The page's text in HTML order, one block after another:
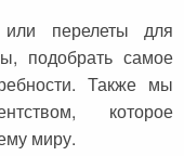
перелеты для
подобрать самое
Также мы
которое
миру.